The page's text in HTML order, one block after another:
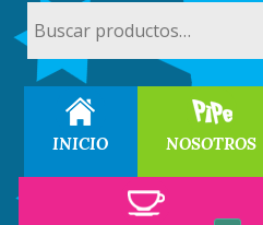
por:
INICIO NOSOTROS